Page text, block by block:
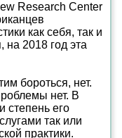
Research Center
как себя, так и
на 2018 год эта
бороться, нет.
нет. В
степень его
так или
практики.